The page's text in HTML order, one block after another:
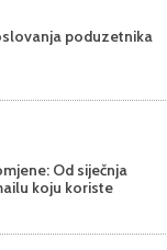
poduzetnika
Od siječnja
koju koriste